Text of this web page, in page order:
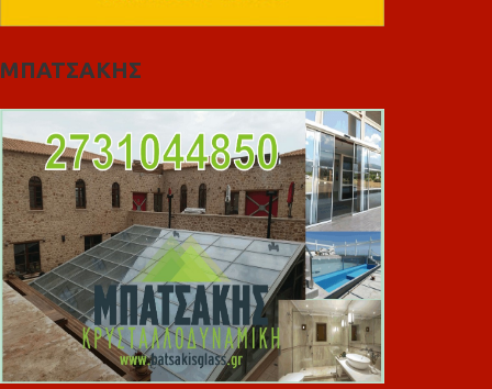
ΜΠΑΤΣΑΚΗΣ